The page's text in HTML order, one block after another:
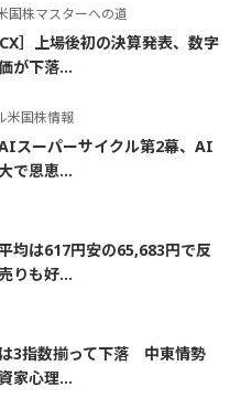
国株マスターへの道
］上場後初の決算発表、数字
が下落...
米国株情報
AIスーパーサイクル第2幕、AI
で恩恵...
均は617円安の65,683円で反
りも好...
は3指数揃って下落 中東情勢
家心理...